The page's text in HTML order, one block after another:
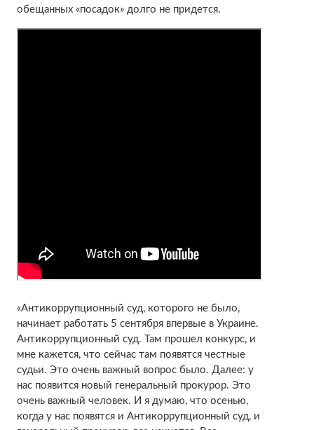
обещанных «посадок» долго не придется.
«Антикоррупционный суд, которого не было,
начинает работать 5 сентября впервые в Украине.
Антикоррупционный суд. Там прошел конкурс, и
мне кажется, что сейчас там появятся честные
судьи. Это очень важный вопрос было. Далее: у
нас появится новый генеральный прокурор. Это
очень важный человек. И я думаю, что осенью,
когда у нас появятся и Антикоррупционный суд, и